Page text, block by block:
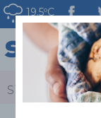
19.5ºC
Sitges > Nieuws